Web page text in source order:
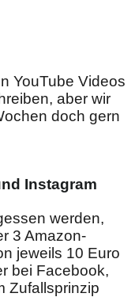
YouTube Videos
aber wir
doch gern
Instagram
werden,
3 Amazon-
jeweils 10 Euro
bei Facebook,
Zufallsprinzip